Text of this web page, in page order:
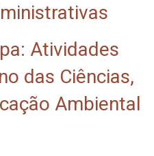
Atividades
das Ciências,
Ambiental